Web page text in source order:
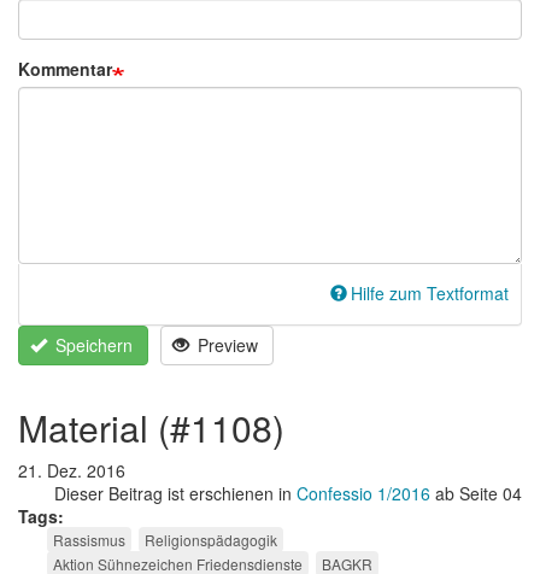
Kommentar
Hilfe zum Textformat
Speichern Preview
material (#1108)
21. Dez. 2016
Dieser Beitrag ist erschienen in Confessio 1/2016 ab Seite 04
Tags
Rassismus
Religionspädagogik
Aktion Sühnezeichen Friedensdienste
BAGKR